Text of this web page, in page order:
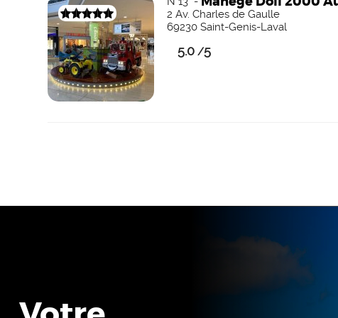
2 Av. Charles de Gaulle
69230 Saint-Genis-Laval
5.0 /5